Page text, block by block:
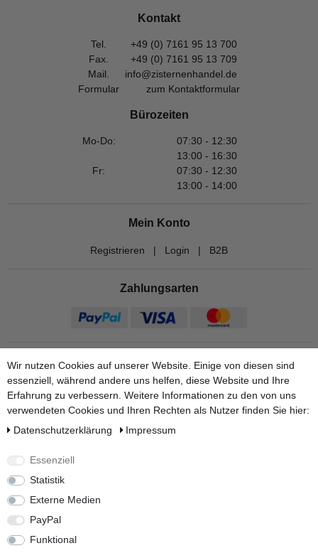
Kontakt
Tel.
+49 (0) 7161 95 13 700
Fax.
+49 (0) 7161 95 13 709
Mail.
info@zisternenhandel.de
Formular
zum Kontaktformular
Bürozeiten
Mo-Do:
07:30 - 12:30
13:00 - 16:30
Fr:
07:30 - 12:30
13:00 - 14:00
Mein Konto
Registrieren | Login | B2B
Zahlungsarten
Versandarten
Weitere Informationen finden Sie auf unseren Ratgeber Seiten:
Zum Regenwasserpumpe Ratgeber.
Wir nutzen Cookies auf unserer Website. Einige von diesen sind
essenziell, während andere uns helfen, diese Website und Ihre
Erfahrung zu verbessern. Weitere Informationen zu den von uns
verwendeten Cookies und Ihren Rechten als Nutzer finden Sie hier:
Daten­schutz­erklärung
Impressum
Essenziell
Statistik
Externe Medien
PayPal
Funktional